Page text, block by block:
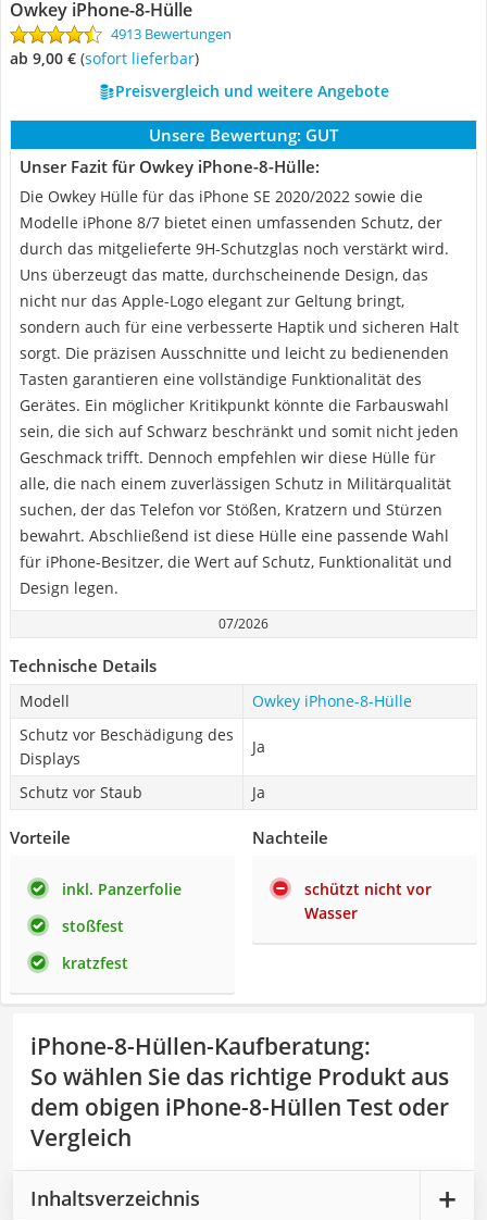
Owkey iPhone-8-Hülle
4913 Bewertungen
ab 9,00 € ( Sofort lieferbar)
Preisvergleich und weitere Angebote
Unsere Bewertung: GUT
Unser Fazit für Owkey iPhone-8-Hülle:
Die Owkey Hülle für das iPhone SE 2020/2022 sowie die
Modelle iPhone 8/7 bietet einen umfassenden Schutz, der
durch das mitgelieferte 9H-Schutzglas noch verstärkt wird.
Uns überzeugt das matte, durchscheinende Design, das
nicht nur das Apple-Logo elegant zur Geltung bringt,
sondern auch für eine verbesserte Haptik und sicheren Halt
sorgt. Die präzisen Ausschnitte und leicht zu bedienenden
Tasten garantieren eine vollständige Funktionalität des
Gerätes. Ein möglicher Kritikpunkt könnte die Farbauswahl
sein, die sich auf Schwarz beschränkt und somit nicht jeden
Geschmack trifft. Dennoch empfehlen wir diese Hülle für
alle, die nach einem zuverlässigen Schutz in Militärqualität
suchen, der das Telefon vor Stößen, Kratzern und Stürzen
bewahrt. Abschließend ist diese Hülle eine passende Wahl
für iPhone-Besitzer, die Wert auf Schutz, Funktionalität und
Design legen.
07/2026
Technische Details
Modell
Owkey iPhone-8-Hülle
Schutz vor Beschädigung des
Displays
Ja
Schutz vor Staub Ja
Vorteile
inkl. Panzerfolie
stoßfest
kratzfest
Nachteile
schützt nicht vor
Wasser
iPhone-8-Hüllen-Kaufberatung:
So wählen Sie das richtige Produkt aus
dem obigen iPhone-8-Hüllen Test oder
Vergleich
Inhaltsverzeichnis